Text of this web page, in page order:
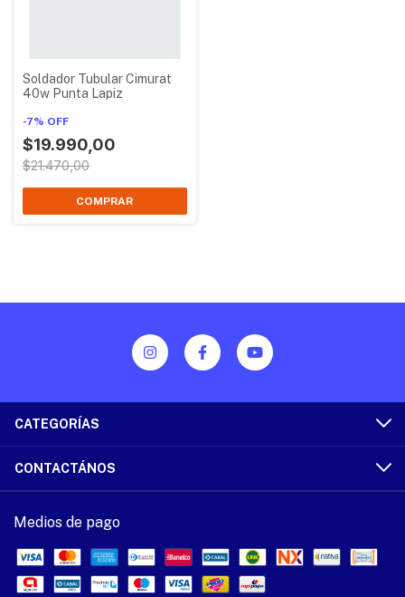
Soldador Tubular Cimurat
40w Punta Lapiz
-7% OFF
$19.990,00
$21.470,00
CATEGORÍAS
CONTACTÁNOS
Medios de pago